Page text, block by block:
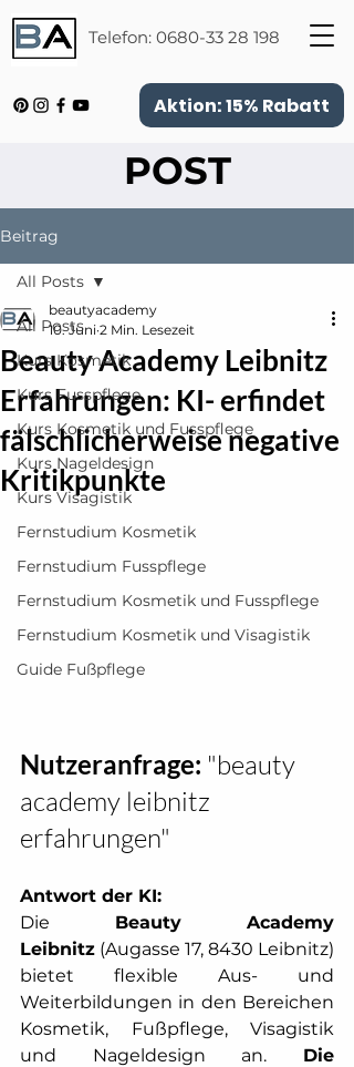
Telefon: 0680-33 28 198
Aktion: 15% Rabatt
POST
Beitrag
All Posts
Kurs Kosmetik
Kurs Fusspflege
Kurs Kosmetik und Fusspflege
Kurs Nageldesign
Kurs Visagistik
Fernstudium Kosmetik
Fernstudium Fusspflege
Fernstudium Kosmetik und Fusspflege
Fernstudium Kosmetik und Visagistik
Guide Fußpflege
All Posts
Beauty Academy Leibnitz
Erfahrungen: KI- erfindet
fälschlicherweise negative
Kritikpunkte
beautyacademy
10. Juni 2 Min. Lesezeit
Nutzeranfrage: "beauty
academy leibnitz
erfahrungen"
Antwort der KI:
Die Beauty Academy
Leibnitz (Augasse 17, 8430 Leibnitz)
bietet flexible Aus- und
Weiterbildungen in den Bereichen
Kosmetik, Fußpflege, Visagistik
und Nageldesign an. Die